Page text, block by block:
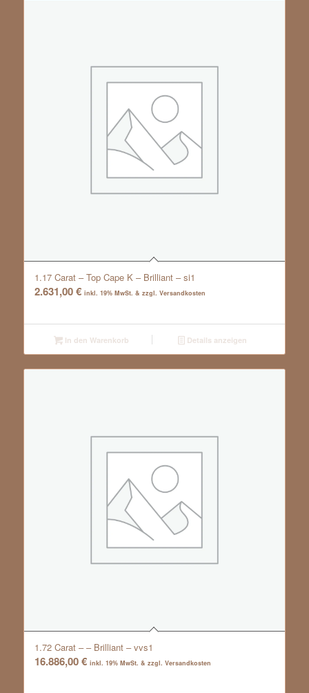
1.17 Carat – Top Cape K – Brilliant – si1
2.631,00€ inkl. 19% MwSt. & zzgl. Versandkosten
In den Warenkorb Details anzeigen
1.72 Carat – – Brilliant – vvs1
16.886,00€ inkl. 19% MwSt. & zzgl. Versandkosten